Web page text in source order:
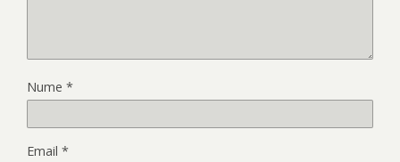
Nume *
Email *